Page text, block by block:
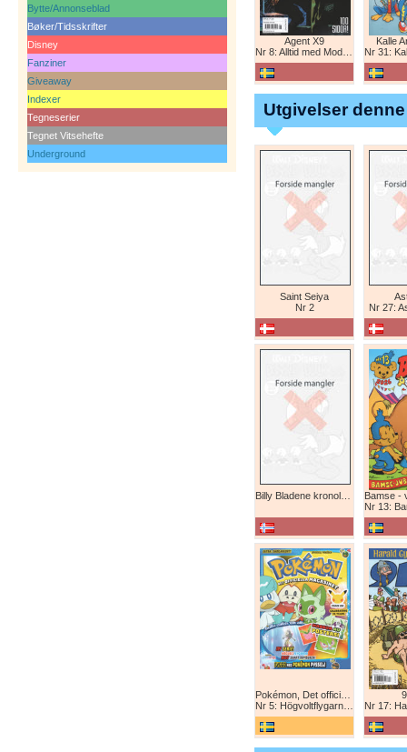
Bytte/Annonseblad
Bøker/Tidsskrifter
Disney
Fanziner
Giveaway
Indexer
Tegneserier
Tegnet Vitsehefte
Underground
Agent X9
Nr 8: Alltid med Modesty Blaise
Kalle
Nr 31:
Utgivelser
Saint Seiya
Nr 2
Nr 27:
Nr 13: Bamse-
Nr 5: Högvoltflygarna mot Svart Rayquaza!
Nr 17: Harald